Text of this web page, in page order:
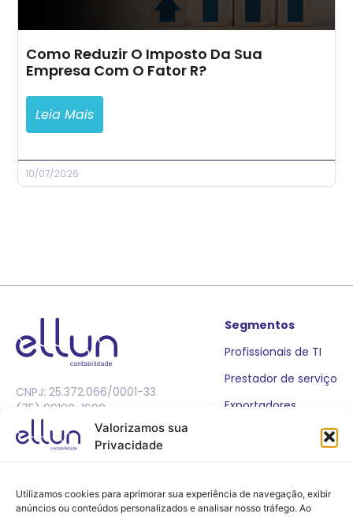
Valorizamos sua
Privacidade
Utilizamos cookies para aprimorar sua experiência de navegação, exibir
anúncios ou conteúdos personalizados e analisar nosso tráfego. Ao
Como Reduzir O Imposto Da Sua
Empresa Com O Fator R?
Leia Mais
10/07/2026
CNPJ: 25.372.066/0001-33
(75) 99100-1690
Segmentos
Profissionais de TI
Prestador de serviço
Exportadores
Serviços
Abertura de Empresa
Faça parte
Trabalhe Conosco